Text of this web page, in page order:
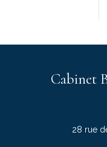
Cabinet
28 rue